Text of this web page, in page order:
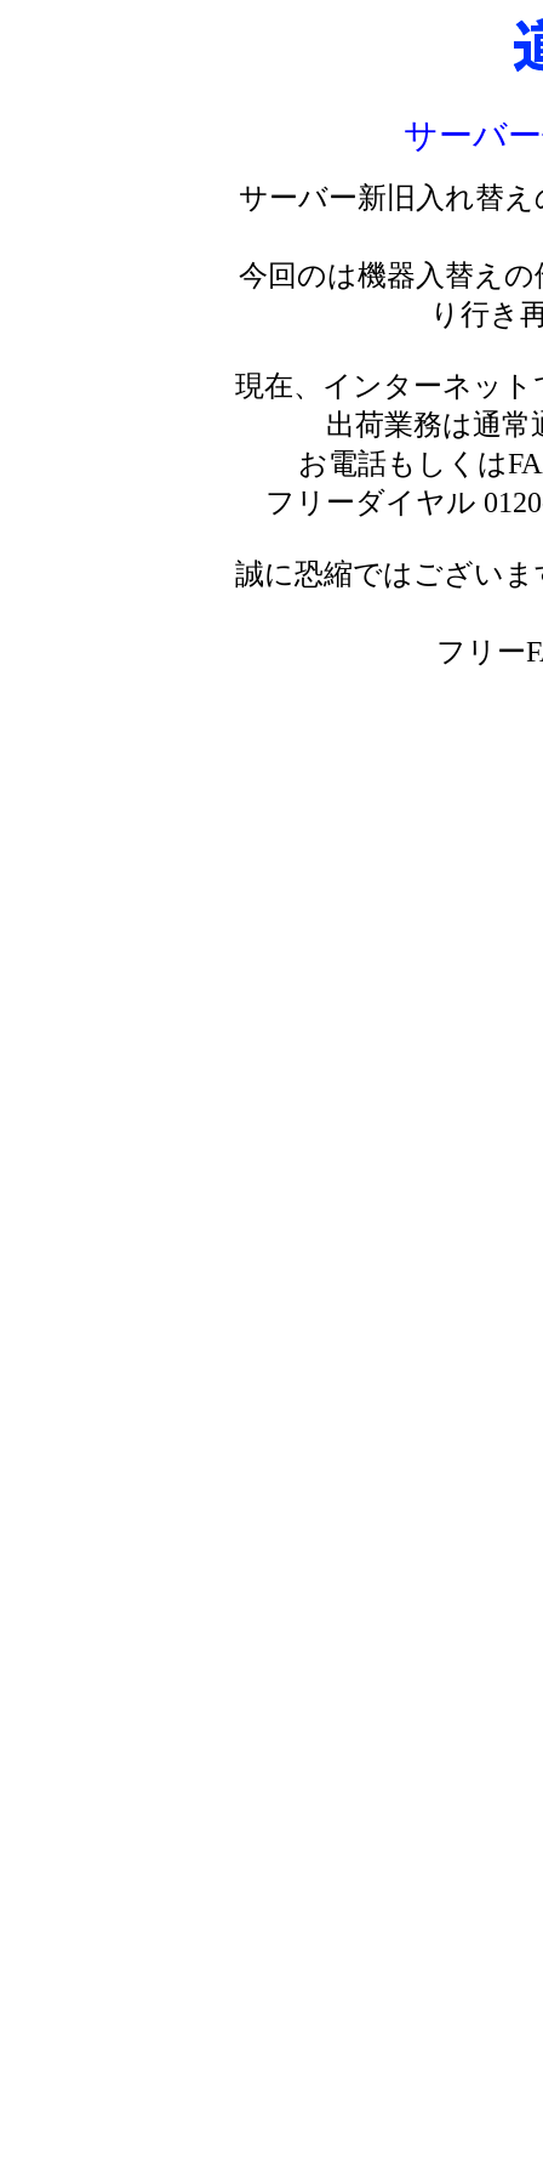
サーバ
サーバー新旧入れ替
今回のは機器入替え
り行き
現在、インターネッ
出荷業務は通
お電話もしくは
フリーダイヤル
誠に恐縮ではござい
フリー